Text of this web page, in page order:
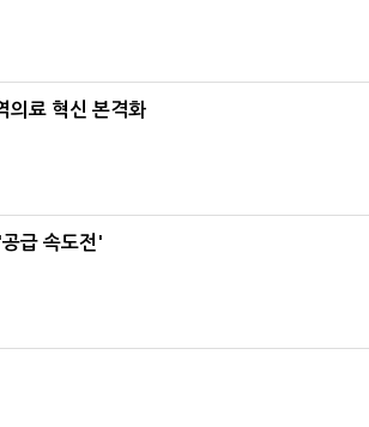
의료 혁신 본격화
급 속도전'